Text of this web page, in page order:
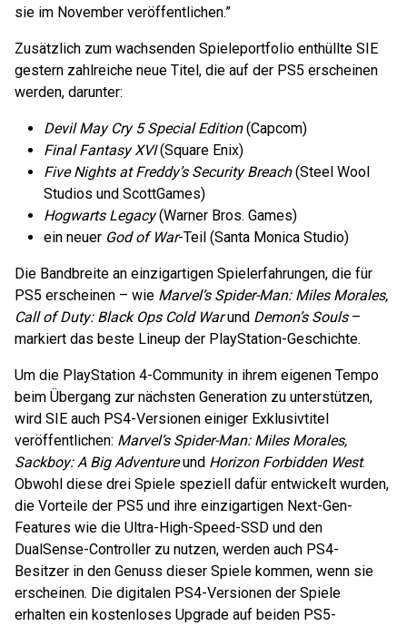
sie im November veröffentlichen.”
Zusätzlich zum wachsenden Spieleportfolio enthüllte SIE
gestern zahlreiche neue Titel, die auf der PS5 erscheinen
werden, darunter:
Devil May Cry 5 Special Edition(Capcom)
Final Fantasy XVI(Square Enix)
Five Nights at Freddy’s Security Breach(Steel Wool
Studios und ScottGames)
Hogwarts Legacy(Warner Bros. Games)
ein neuer God of War-Teil (Santa Monica Studio)
Die Bandbreite an einzigartigen Spielerfahrungen, die für
PS5 erscheinen – wie Marvel’s Spider-Man: Miles Morales,
Call of Duty: Black Ops Cold Warund Demon’s Souls–
markiert das beste Lineup der PlayStation-Geschichte.
Um die PlayStation 4-Community in ihrem eigenen Tempo
beim Übergang zur nächsten Generation zu unterstützen,
wird SIE auch PS4-Versionen einiger Exklusivtitel
veröffentlichen: Marvel’s Spider-Man: Miles Morales,
Sackboy: A Big Adventureund Horizon Forbidden West.
Obwohl diese drei Spiele speziell dafür entwickelt wurden,
die Vorteile der PS5 und ihre einzigartigen Next-Gen-
Features wie die Ultra-High-Speed-SSD und den
DualSense-Controller zu nutzen, werden auch PS4-
Besitzer in den Genuss dieser Spiele kommen, wenn sie
erscheinen. Die digitalen PS4-Versionen der Spiele
erhalten ein kostenloses Upgrade auf beiden PS5-